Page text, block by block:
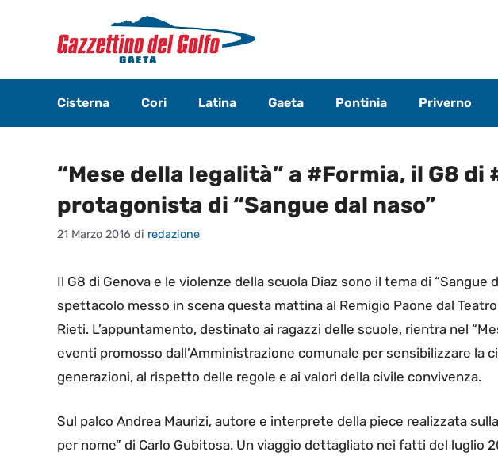
contenuto
Cisterna Cori Latina Gaeta Pontinia Priverno
“Mese della legalità” a #Formia, il G8 di
protagonista di “Sangue dal naso”
21 Marzo 2016 di redazione
Il G8 di Genova e le violenze della scuola Diaz sono il tema di “Sangue
spettacolo messo in scena questa mattina al Remigio Paone dal
Rieti. L’appuntamento, destinato ai ragazzi delle scuole, rientra nel
eventi promosso dall’Amministrazione comunale per sensibilizzare la
generazioni, al rispetto delle regole e ai valori della civile convivenza.
Sul palco Andrea Maurizi, autore e interprete della piece realizzata
per nome” di Carlo Gubitosa. Un viaggio dettagliato nei fatti del luglio